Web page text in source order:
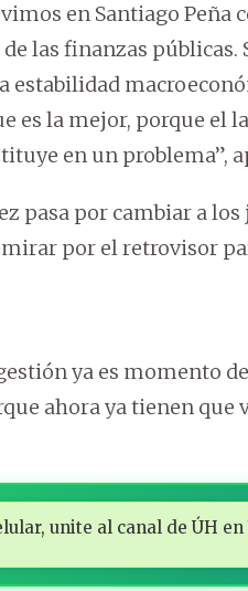
en Santiago Peña
las finanzas
estabilidad
es la mejor, porque el
en un problema”,
pasa por cambiar a
por el retrovisor
ya es momento
ahora ya tienen que
unite al canal de ÚH en